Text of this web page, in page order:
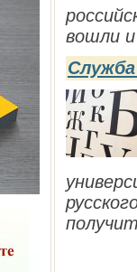
вошли и
Служба